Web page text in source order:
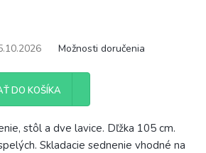
Možnosti doručenia
DO KOŠÍKA
stôl a dve lavice. Dľžka 105 cm.
Skladacie sednenie vhodné na